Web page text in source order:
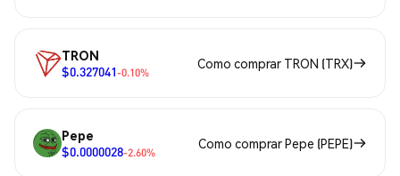
TRON
$0.327041-0.10%
Como comprar TRON (TRX)
Pepe
$0.0000028-2.60%
Como comprar Pepe (PEPE)